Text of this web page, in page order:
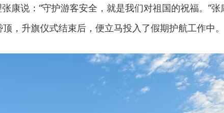
康说：“守护游客安全，就是我们对祖国的祝福。”张
，升旗仪式结束后，便立马投入了假期护航工作中。